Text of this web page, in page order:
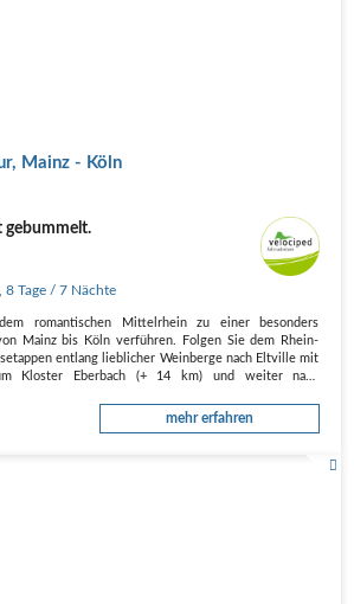
Mainz - Köln
gebummelt.
,8 Tage / 7 Nächte
romantischen Mittelrhein zu einer besonders
Mainz bis Köln verführen. Folgen Sie dem Rhein-
entlang lieblicher Weinberge nach Eltville mit
Kloster Eberbach (+ 14 km) und weiter nach
mehr erfahren